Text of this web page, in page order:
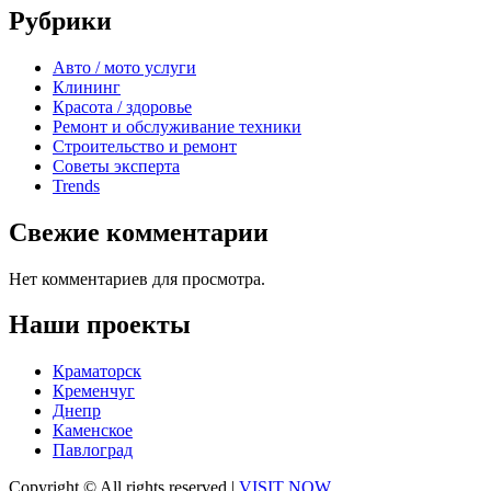
Рубрики
Авто / мото услуги
Клининг
Красота / здоровье
Ремонт и обслуживание техники
Строительство и ремонт
Советы эксперта
Trends
Свежие комментарии
Нет комментариев для просмотра.
Наши проекты
Краматорск
Кременчуг
Днепр
Каменское
Павлоград